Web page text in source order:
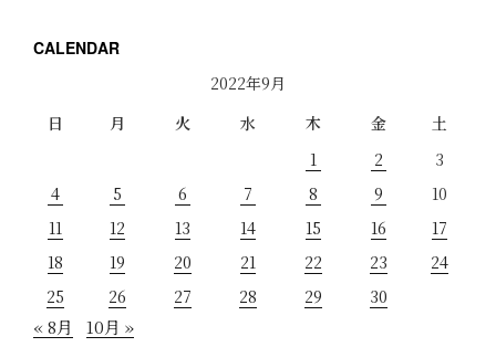
CALENDAR
2022年9月
日
月 火 水 木 金
土
1
2
3
4
5 6 7 8 9
10
11
12 13 14 15 16
17
18
19 20 21 22 23
24
25
26 27 28 29 30
« 8月 10月 »